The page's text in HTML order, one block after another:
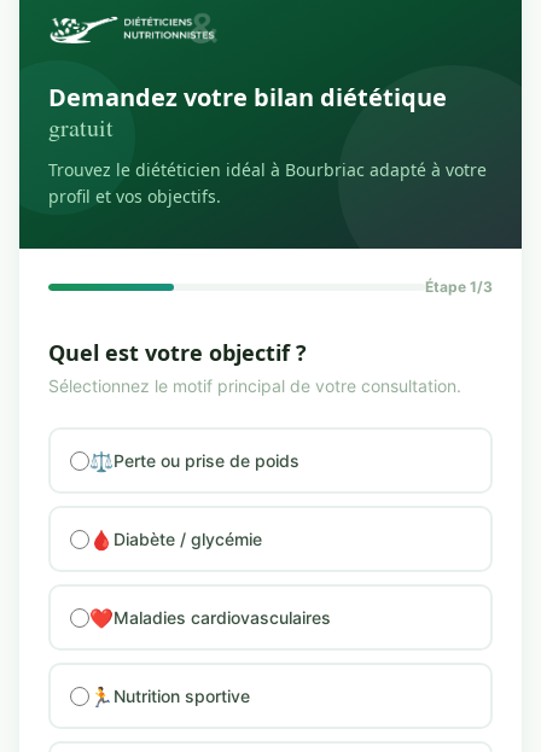
Demandez votre bilan diététique
gratuit
Trouvez le diététicien idéal à Bourbriac adapté à votre
profil et vos objectifs.
Étape 1/3
Quel est votre objectif ?
Sélectionnez le motif principal de votre consultation.
⚖️Perte ou prise de poids
🩸 Diabète / glycémie
❤️Maladies cardiovasculaires
🏃 Nutrition sportive